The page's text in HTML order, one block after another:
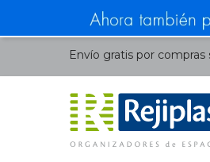
Envío gratis por compras